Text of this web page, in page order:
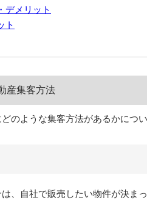
デメリット
ト
産集客方法
のような集客方法があるかについ
、自社で販売したい物件が決まっ